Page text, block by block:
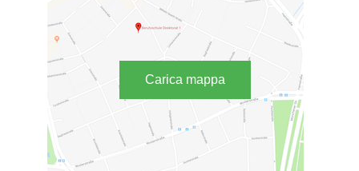
Carica mappa